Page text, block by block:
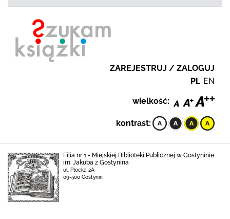
ZAREJESTRUJ / ZALOGUJ
PL EN
wielkość:
kontrast:
Filia nr 1 - Miejskiej Biblioteki Publicznej w Gostyninie
im. Jakuba z Gostynina
ul. Płocka 2A
09-500 Gostynin